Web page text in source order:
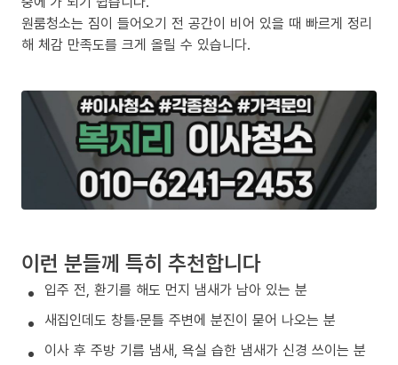
원룸청소는 짐이 들어오기 전 공간이 비어 있을 때 빠르게 정리
해 체감 만족도를 크게 올릴 수 있습니다.
이런 분들께 특히 추천합니다
입주 전, 환기를 해도 먼지 냄새가 남아 있는 분
새집인데도 창틀·문틀 주변에 분진이 묻어 나오는 분
이사 후 주방 기름 냄새, 욕실 습한 냄새가 신경 쓰이는 분